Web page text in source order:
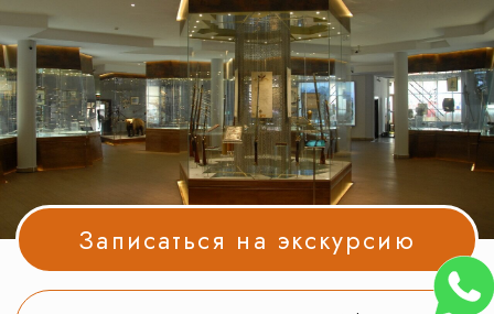
Записаться на экскурсию
Получить программу в WhatsApp
8 (495) 970 82-41
Стоимость экскурсии